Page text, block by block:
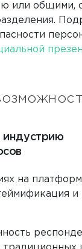
или общими,
индустрию
на
и